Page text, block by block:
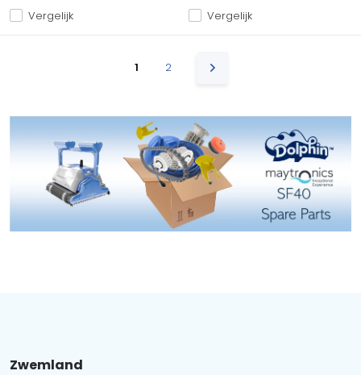
Vergelijk Vergelijk
1 2
Zwemland